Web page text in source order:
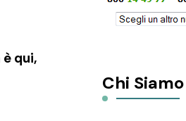
qui,
Chi Siamo